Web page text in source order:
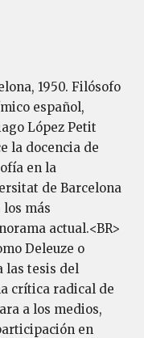
1950. Filósofo
español,
López Petit
la docencia de
en la
de Barcelona
los más
actual.<BR>
Deleuze o
las tesis del
crítica radical de
a los medios,
en